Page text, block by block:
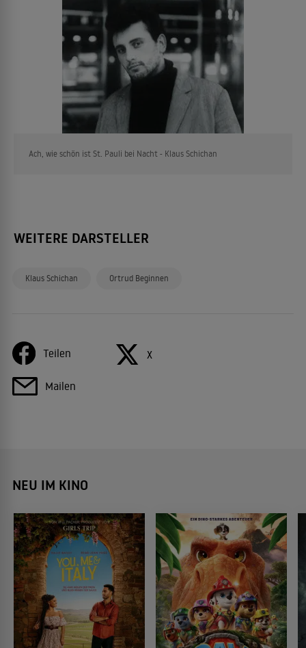
Ach, wie schön ist St. Pauli bei Nacht - Klaus Schichan
WEITERE DARSTELLER
Klaus Schichan Ortrud Beginnen
Teilen X
Mailen
NEU IM KINO